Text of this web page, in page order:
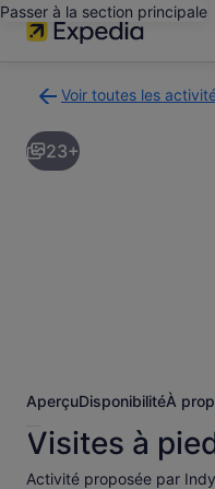
Passer à la section principale
Voir toutes les
à
la
page
23+
AperçuDisponibilitéÀ
Visites à
Activité proposée par